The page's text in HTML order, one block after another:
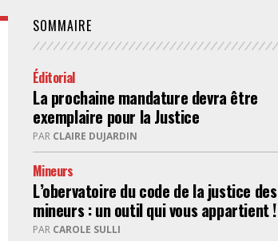
NOTRE HOMMAGE
NUMÉRIQUE
POLICE / MAINTIEN DE L'ORDRE
SOMMAIRE
Éditorial
La prochaine mandature devra être
exemplaire pour la Justice
PAR CLAIRE DUJARDIN
Mineurs
L’obervatoire du code de la justice des
mineurs : un outil qui vous appartient !
PAR CAROLE SULLI